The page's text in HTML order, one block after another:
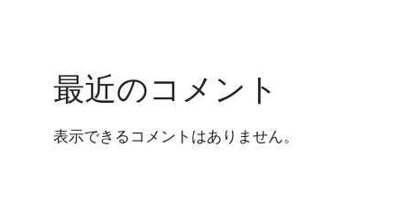
最近のコメント
表示できるコメントはありません。